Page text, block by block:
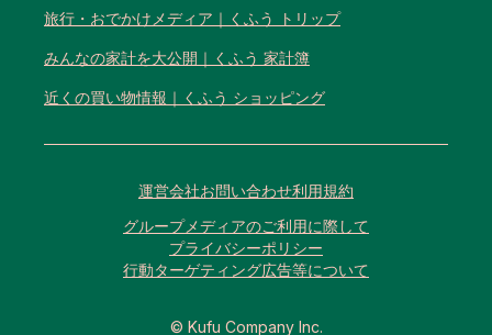
旅行・おでかけメディア｜くふう トリップ
みんなの家計を大公開｜くふう 家計簿
近くの買い物情報｜くふう ショッピング
運営会社お問い合わせ利用規約
グループメディアのご利用に際して
プライバシーポリシー
行動ターゲティング広告等について
© Kufu Company Inc.